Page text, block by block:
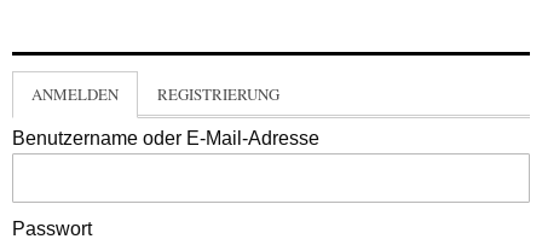
ANMELDEN REGISTRIERUNG
Benutzername oder E-Mail-Adresse
Passwort